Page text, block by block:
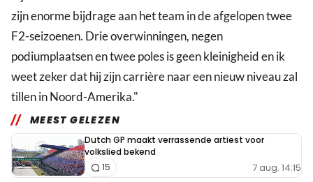
zijn enorme bijdrage aan het team in de afgelopen twee
F2-seizoenen. Drie overwinningen, negen
podiumplaatsen en twee poles is geen kleinigheid en ik
weet zeker dat hij zijn carrière naar een nieuw niveau zal
tillen in Noord-Amerika."
MEEST GELEZEN
Dutch GP maakt verrassende artiest voor
volkslied bekend
7 aug. 14:15
15